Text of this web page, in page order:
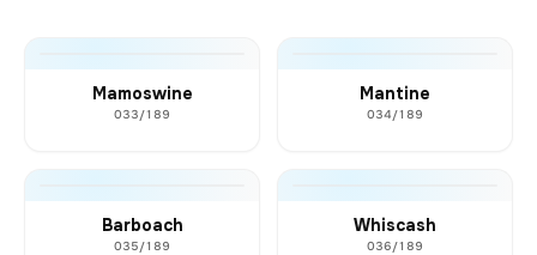
Mamoswine
033/189
Mantine
034/189
Barboach
035/189
Whiscash
036/189